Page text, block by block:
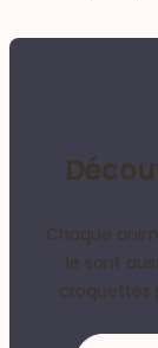
Chaque
le sont
croquettes